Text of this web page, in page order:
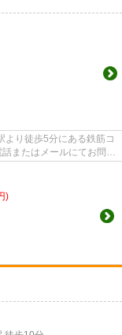
より徒歩5分にある鉄筋コ
)